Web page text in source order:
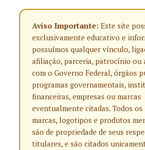
Aviso Importante: Este site
exclusivamente educativo e
possuímos qualquer vínculo,
afiliação, parceria, patrocínio ou
com o Governo Federal, órgãos
programas governamentais,
financeiras, empresas ou marcas
eventualmente citadas. Todos os
marcas, logotipos e produtos
são de propriedade de seus
titulares, e são citados